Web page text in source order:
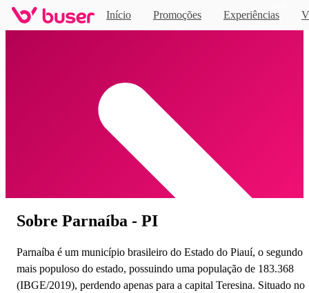
Início Promoções Experiências
Home
Sobre Parnaíba - PI
Parnaíba é um município brasileiro do Estado do Piauí, o segundo
mais populoso do estado, possuindo uma população de 183.368
(IBGE/2019), perdendo apenas para a capital Teresina. Situado no